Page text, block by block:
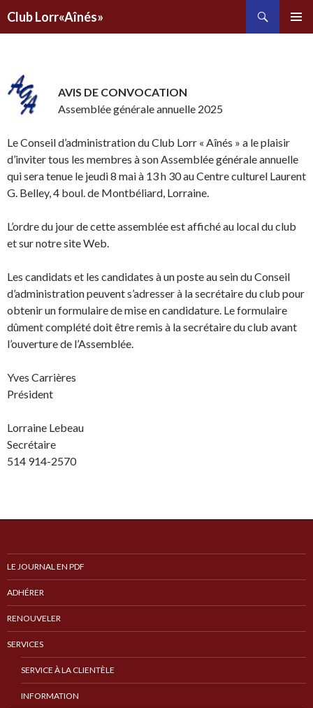
Club Lorr«Aînés»
PRINCIPAL
AVIS DE CONVOCATION
Assemblée générale annuelle 2025
Le Conseil d’administration du Club Lorr « Aînés » a le plaisir
d’inviter tous les membres à son Assemblée générale annuelle
qui sera tenue le jeudi 8 mai à 13 h 30 au Centre culturel Laurent
G. Belley, 4 boul. de Montbéliard, Lorraine.
L’ordre du jour de cette assemblée est affiché au local du club
et sur notre site Web.
Les candidats et les candidates à un poste au sein du Conseil
d’administration peuvent s’adresser à la secrétaire du club pour
obtenir un formulaire de mise en candidature. Le formulaire
dûment complété doit être remis à la secrétaire du club avant
l’ouverture de l’Assemblée.
Yves Carrières
Président
Lorraine Lebeau
Secrétaire
514 914-2570
LE JOURNAL EN PDF
ADHÉRER
RENOUVELER
SERVICES
SERVICE À LA CLIENTÈLE
INFORMATION